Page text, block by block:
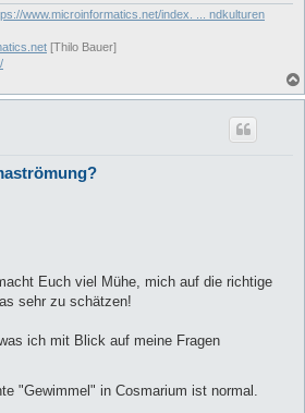
www.microinformatics.net/index. ... ndkulturen
[Thilo Bauer]
Euch viel Mühe, mich auf die richtige
sehr zu schätzen!
ich mit Blick auf meine Fragen
"Gewimmel" in Cosmarium ist normal.